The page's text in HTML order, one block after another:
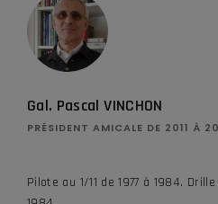
Gal. Pascal VINCHON
PRÉSIDENT AMICALE DE 2011 À
Pilote au 1/11 de 1977 à 1984.